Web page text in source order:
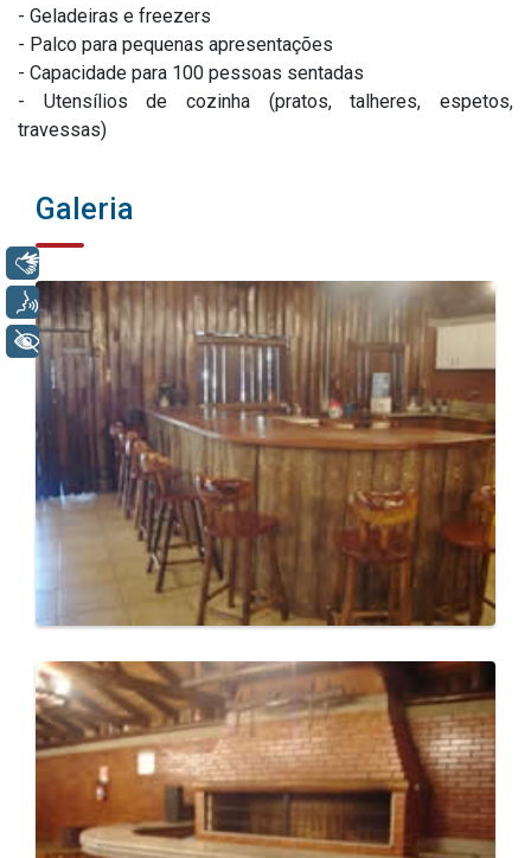
- Geladeiras e freezers
- Palco para pequenas apresentações
- Capacidade para 100 pessoas sentadas
- Utensílios de cozinha (pratos, talheres, espetos,
travessas)
Galeria
Voz
+ Acessibilidade